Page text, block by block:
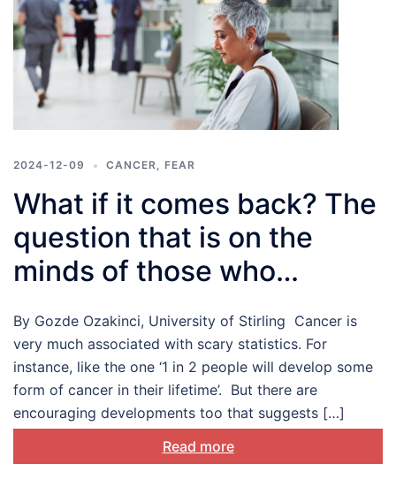
2024-12-09 CANCER, FEAR
What if it comes back? The
question that is on the
minds of those who
treatment and their loved
ones
By Gozde Ozakinci, University of Stirling Cancer is
very much associated with scary statistics. For
instance, like the one ‘1 in 2 people will develop some
form of cancer in their lifetime’. But there are
encouraging developments too that suggests […]
Read more